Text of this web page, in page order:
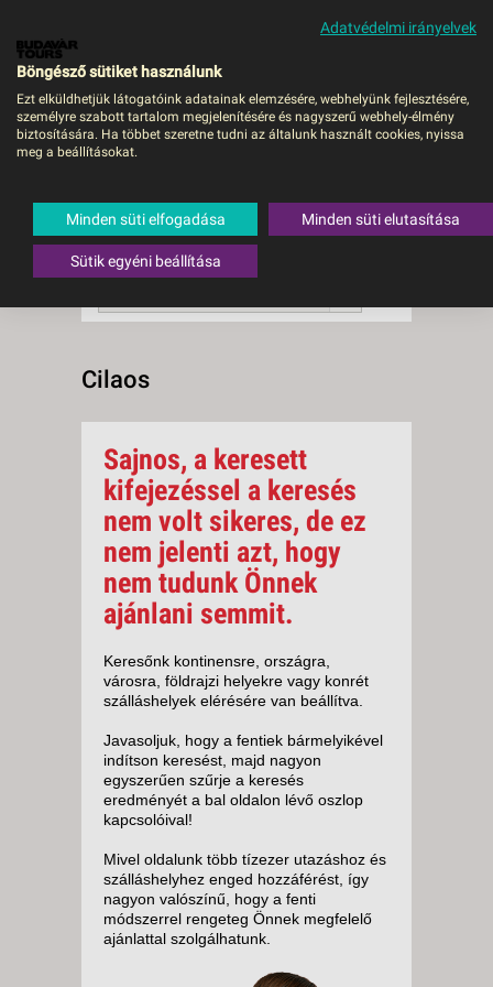
MENÜ
Cilaos
megfelelő utazásttaláltunk.
A keresővel tovább szűkítheti a
találati listát!
RENDEZÉS:
Cilaos
Sajnos, a keresett
kifejezéssel a keresés
nem volt sikeres, de ez
nem jelenti azt, hogy
nem tudunk Önnek
ajánlani semmit.
Keresőnk kontinensre, országra,
városra, földrajzi helyekre vagy konrét
szálláshelyek elérésére van beállítva.
Javasoljuk, hogy a fentiek bármelyikével
indítson keresést, majd nagyon
egyszerűen szűrje a keresés
eredményét a bal oldalon lévő oszlop
kapcsolóival!
Mivel oldalunk több tízezer utazáshoz és
szálláshelyhez enged hozzáférést, így
nagyon valószínű, hogy a fenti
módszerrel rengeteg Önnek megfelelő
ajánlattal szolgálhatunk.
Adatvédelmi irányelvek
Böngésző sütiket használunk
Ezt elküldhetjük látogatóink adatainak elemzésére, webhelyünk fejlesztésére,
személyre szabott tartalom megjelenítésére és nagyszerű webhely-élmény
biztosítására. Ha többet szeretne tudni az általunk használt cookies, nyissa
meg a beállításokat.
Minden süti elfogadása Minden süti elutasítása
Sütik egyéni beállítása